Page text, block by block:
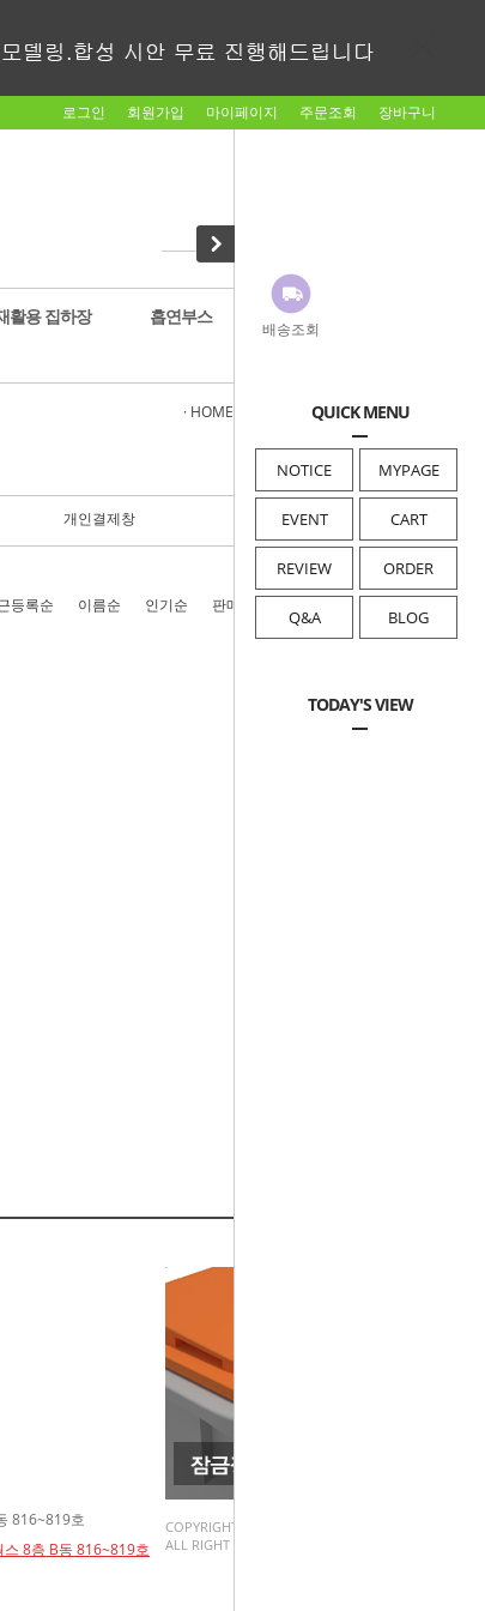
배송조회
QUICK MENU
NOTICE MYPAGE
EVENT CART
REVIEW ORDER
Q&A BLOG
TODAY'S VIEW
로그인 회원가입 마이페이지 주문조회 장바구니
활용 집하장 흡연부스 암롤박스
· HOME 종량기소모품>개인결제창
개인결제창 음식물종량기케노피(1)
등록순 이름순 인기순 판매순
816~819호
8층 B동 816~819호
COPYRIGHT(C).
ALL RIGHT RESERVED.